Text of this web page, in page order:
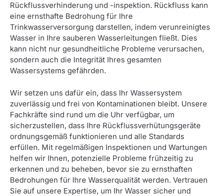
Rückflussverhinderung und -inspektion. Rückfluss kann
eine ernsthafte Bedrohung für Ihre
Trinkwasserversorgung darstellen, indem verunreinigtes
Wasser in Ihre sauberen Wasserleitungen fließt. Dies
kann nicht nur gesundheitliche Probleme verursachen,
sondern auch die Integrität Ihres gesamten
Wassersystems gefährden.
Wir setzen uns dafür ein, dass Ihr Wassersystem
zuverlässig und frei von Kontaminationen bleibt. Unsere
Fachkräfte sind rund um die Uhr verfügbar, um
sicherzustellen, dass Ihre Rückflussverhütungsgeräte
ordnungsgemäß funktionieren und alle Standards
erfüllen. Mit regelmäßigen Inspektionen und Wartungen
helfen wir Ihnen, potenzielle Probleme frühzeitig zu
erkennen und zu beheben, bevor sie zu ernsthaften
Bedrohungen für Ihre Wasserqualität werden. Vertrauen
Sie auf unsere Expertise, um Ihr Wasser sicher und